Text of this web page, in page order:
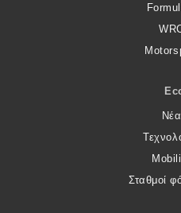
Νέα
Σταθμοί